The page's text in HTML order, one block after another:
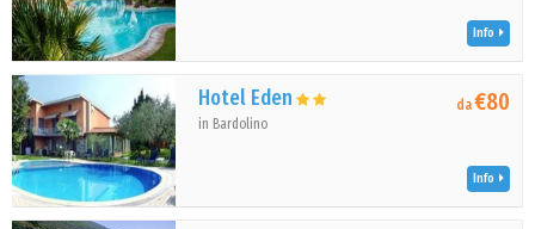
Info
Hotel Eden
in Bardolino
da€80
Info